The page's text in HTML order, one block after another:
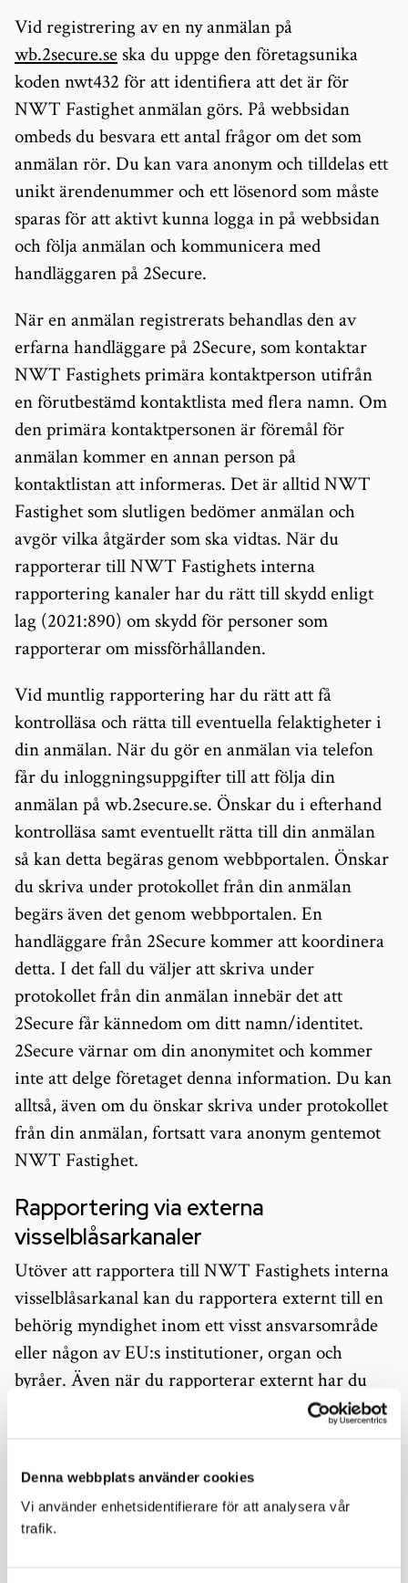
Denna webbplats använder cookies
Vi använder enhetsidentifierare för att analysera vår
trafik.
Vid registrering av en ny anmälan på
wb.2secure.se ska du uppge den företagsunika
koden nwt432 för att identifiera att det är för
NWT Fastighet anmälan görs. På webbsidan
ombeds du besvara ett antal frågor om det som
anmälan rör. Du kan vara anonym och tilldelas ett
unikt ärendenummer och ett lösenord som måste
sparas för att aktivt kunna logga in på webbsidan
och följa anmälan och kommunicera med
handläggaren på 2Secure.
När en anmälan registrerats behandlas den av
erfarna handläggare på 2Secure, som kontaktar
NWT Fastighets primära kontaktperson utifrån
en förutbestämd kontaktlista med flera namn. Om
den primära kontaktpersonen är föremål för
anmälan kommer en annan person på
kontaktlistan att informeras. Det är alltid NWT
Fastighet som slutligen bedömer anmälan och
avgör vilka åtgärder som ska vidtas. När du
rapporterar till NWT Fastighets interna
rapportering kanaler har du rätt till skydd enligt
lag (2021:890) om skydd för personer som
rapporterar om missförhållanden.
Vid muntlig rapportering har du rätt att få
kontrolläsa och rätta till eventuella felaktigheter i
din anmälan. När du gör en anmälan via telefon
får du inloggningsuppgifter till att följa din
anmälan på wb.2secure.se. Önskar du i efterhand
kontrolläsa samt eventuellt rätta till din anmälan
så kan detta begäras genom webbportalen. Önskar
du skriva under protokollet från din anmälan
begärs även det genom webbportalen. En
handläggare från 2Secure kommer att koordinera
detta. I det fall du väljer att skriva under
protokollet från din anmälan innebär det att
2Secure får kännedom om ditt namn/identitet.
2Secure värnar om din anonymitet och kommer
inte att delge företaget denna information. Du kan
alltså, även om du önskar skriva under protokollet
från din anmälan, fortsatt vara anonym gentemot
NWT Fastighet.
Rapportering via externa
visselblåsarkanaler
Utöver att rapportera till NWT Fastighets interna
visselblåsarkanal kan du rapportera externt till en
behörig myndighet inom ett visst ansvarsområde
eller någon av EU:s institutioner, organ och
byråer. Även när du rapporterar externt har du
rätt till skydd enligt lag (2021:890) om skydd för
Följande myndigheter har utsetts till behöriga
myndigheter och upprättat externa
rapporteringskanaler: Arbetsmiljöverket,